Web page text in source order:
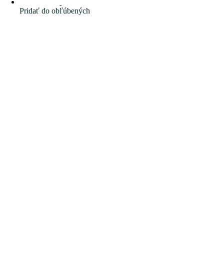
Pridať do obľúbených